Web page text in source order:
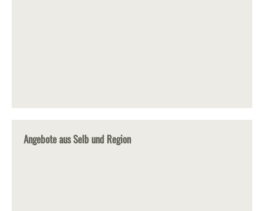
Angebote aus Selb und Region